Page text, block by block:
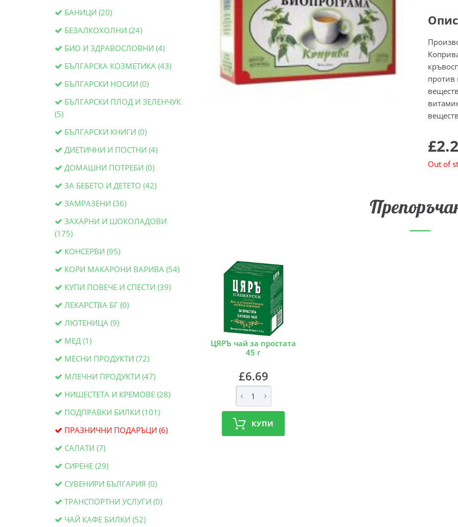
БАНИЦИ (20)
БЕЗАЛКОХОЛНИ (24)
БИО И ЗДРАВОСЛОВНИ (4)
БЪЛГАРСКА КОЗМЕТИКА (43)
БЪЛГАРСКИ НОСИИ (0)
БЪЛГАРСКИ ПЛОД И ЗЕЛЕНЧУК
(5)
БЪЛГАРСКИ КНИГИ (0)
ДИЕТИЧНИ И ПОСТНИ (4)
ДОМАШНИ ПОТРЕБИ (0)
ЗА БЕБЕТО И ДЕТЕТО (42)
ЗАМРАЗЕНИ (36)
ЗАХАРНИ И ШОКОЛАДОВИ
(175)
КОНСЕРВИ (95)
КОРИ МАКАРОНИ ВАРИВА (54)
КУПИ ПОВЕЧЕ И СПЕСТИ (39)
ЛЕКАРСТВА БГ (0)
ЛЮТЕНИЦА (9)
МЕД (1)
МЕСНИ ПРОДУКТИ (72)
МЛЕЧНИ ПРОДУКТИ (47)
НИШЕСТЕТА И КРЕМОВЕ (28)
ПОДПРАВКИ БИЛКИ (101)
ПРАЗНИЧНИ ПОДАРЪЦИ (6)
САЛАТИ (7)
СИРЕНЕ (29)
СУВЕНИРИ БЪЛГАРИЯ (0)
ТРАНСПОРТНИ УСЛУГИ (0)
ЧАЙ КАФЕ БИЛКИ (52)
против
Out of
ЦЯРЪ чай за простата
45 г
£6.69
КУПИ